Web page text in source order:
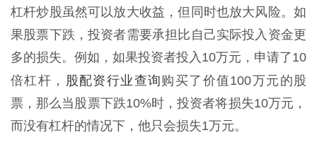
杠杆炒股虽然可以放大收益，但同时也放大风险。如
果股票下跌，投资者需要承担比自己实际投入资金更
多的损失。例如，如果投资者投入10万元，申请了10
倍杠杆， 股配资行业查询购买了价值100万元的股
票，那么当股票下跌10%时，投资者将损失10万元，
而没有杠杆的情况下，他只会损失1万元。